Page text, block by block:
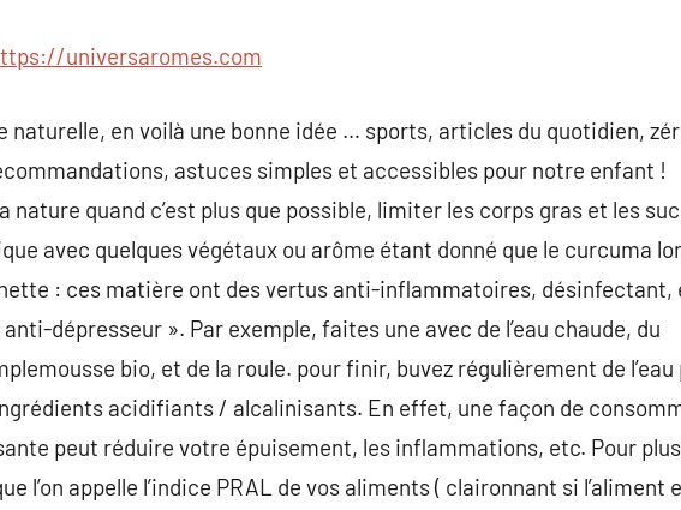
universaromes.com
naturelle, en voilà une bonne idée … sports, articles du quotidien,
astuces simples et accessibles pour notre enfant !
quand c’est plus que possible, limiter les corps gras et les
avec quelques végétaux ou arôme étant donné que le curcuma
: ces matière ont des vertus anti-inflammatoires, désinfectant,
dépresseur ». Par exemple, faites une avec de l’eau chaude, du
bio, et de la roule. pour finir, buvez régulièrement de l’eau
acidifiants / alcalinisants. En effet, une façon de
peut réduire votre épuisement, les inflammations, etc. Pour
l’on appelle l’indice PRAL de vos aliments ( claironnant si l’aliment